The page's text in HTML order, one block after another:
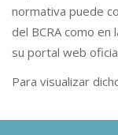
normativa puede
del BCRA como en
su portal web
Para visualizar